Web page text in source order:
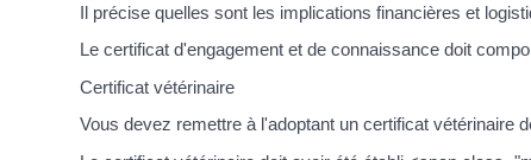
Il précise quelles sont les implications financières et
Le certificat d'engagement et de connaissance doit
Certificat vétérinaire
Vous devez remettre à l'adoptant un certificat vétérinaire